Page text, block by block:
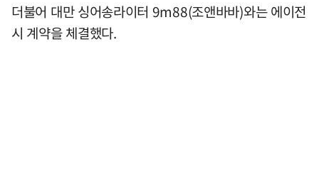
더불어 대만 싱어송라이터 9m88(조앤바바)와는 에이전
시 계약을 체결했다.